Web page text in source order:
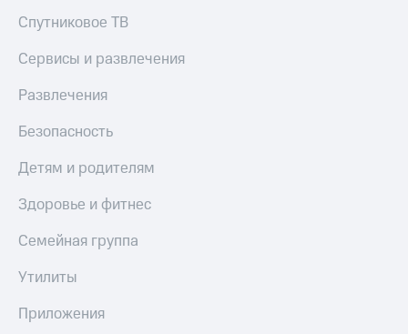
Спутниковое ТВ
Сервисы и развлечения
Развлечения
Безопасность
Детям и родителям
Здоровье и фитнес
Семейная группа
Утилиты
Приложения